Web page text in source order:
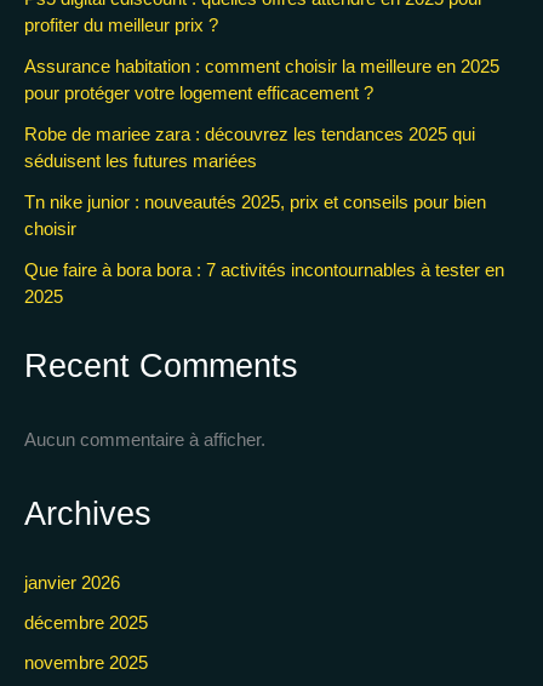
profiter du meilleur prix ?
Assurance habitation : comment choisir la meilleure en 2025
pour protéger votre logement efficacement ?
Robe de mariee zara : découvrez les tendances 2025 qui
séduisent les futures mariées
Tn nike junior : nouveautés 2025, prix et conseils pour bien
choisir
Que faire à bora bora : 7 activités incontournables à tester en
2025
Recent Comments
Aucun commentaire à afficher.
Archives
janvier 2026
décembre 2025
novembre 2025